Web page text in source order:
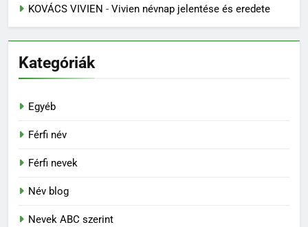
KOVÁCS VIVIEN - Vivien névnap jelentése és eredete
Kategóriák
Egyéb
Férfi név
Férfi nevek
Név blog
Nevek ABC szerint